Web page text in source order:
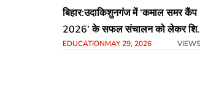
बिहार:उदाकिशुनगंज में ‘कमाल समर कैंप
2026’ के सफल संचालन को लेकर
सेवकों का उन्मुखीकरण कार्यक्रम
EDUCATIONMAY 29, 2026